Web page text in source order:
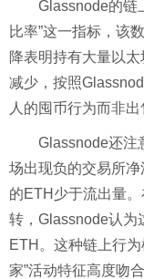
Glassnode的链
比率”这一指标，该
降表明持有大量以
减少，按照
人的囤币行为而非出
Glassnode还注
场出现负的交易所
的ETH少于流出量
转，Glassnode认为
ETH。这种链上行
家”活动特征高度吻